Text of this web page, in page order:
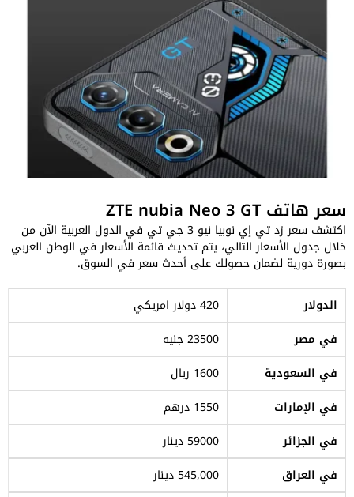
سعر هاتف ZTE nubia Neo 3 GT
اكتشف سعر زد تي إي نوبيا نيو 3 جي تي في الدول العربية الآن من
خلال جدول الأسعار التالي، يتم تحديث قائمة الأسعار في الوطن العربي
بصورة دورية لضمان حصولك على أحدث سعر في السوق.
الدولار
420 دولار امريكي
في مصر
23500 جنيه
في السعودية
1600 ريال
في الإمارات
1550 درهم
في الجزائر
59000 دينار
في العراق
545,000 دينار